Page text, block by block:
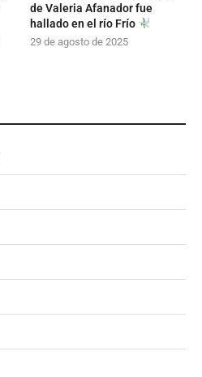
de Valeria Afanador fue
hallado en el río Frío
29 de agosto de 2025